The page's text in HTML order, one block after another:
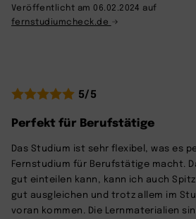
Veröffentlicht am 06.02.2024 auf
fernstudiumcheck.de
5/5
Perfekt für Berufstätige
Das Studium ist sehr flexibel, was es
Fernstudium für Berufstätige macht.
gut einteilen kann, kann ich auch
gut ausgleichen und trotz allem im
voran kommen. Die Lernmaterialien